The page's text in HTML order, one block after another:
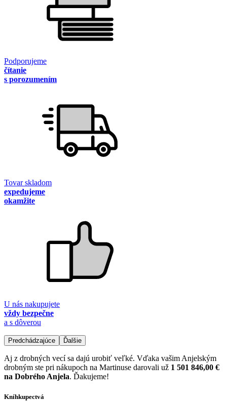
Podporujeme
čítanie
s porozumením
Tovar skladom
expedujeme
okamžite
U nás nakupujete
vždy bezpečne
a s dôverou
Predchádzajúce Ďalšie
Aj z drobných vecí sa dajú urobiť veľké. Vďaka vašim Anjelským
drobným ste pri nákupoch na Martinuse darovali už 1 501 846,00 €
na Dobrého Anjela. Ďakujeme!
Kníhkupectvá